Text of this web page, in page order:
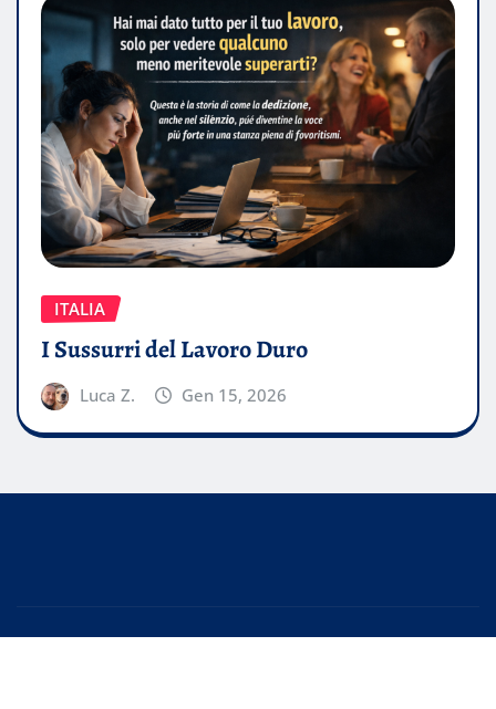
ITALIA
I Sussurri del Lavoro Duro
Luca Z. Gen 15, 2026